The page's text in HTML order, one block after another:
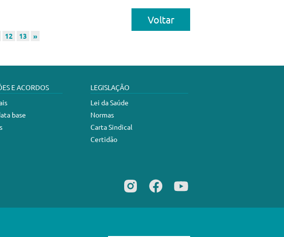
Voltar
12 13 »
E ACORDOS
base
LEGISLAÇÃO
Lei da Saúde
Normas
Carta Sindical
Certidão
Desenvolvimento